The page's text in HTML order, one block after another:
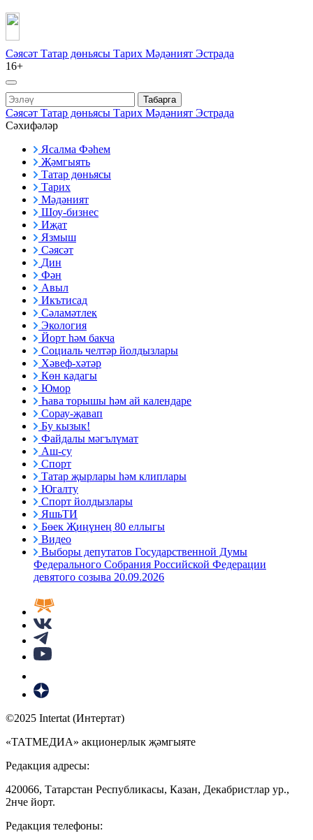
Сәясәт Татар дөньясы Тарих Мәдәният Эстрада
16+
Табарга
Сәясәт Татар дөньясы Тарих Мәдәният Эстрада
Сәхифәләр
Ясалма Фәһем
Җәмгыять
Татар дөньясы
Тарих
Мәдәният
Шоу-бизнес
Иҗат
Язмыш
Сәясәт
Дин
Фән
Авыл
Икътисад
Сәламәтлек
Экология
Йорт һәм бакча
Социаль челтәр йолдызлары
Хәвеф-хәтәр
Көн кадагы
Юмор
Һава торышы һәм ай календаре
Сорау-җавап
Бу кызык!
Файдалы мәгълүмат
Аш-су
Спорт
Татар җырлары һәм клиплары
Югалту
Спорт йолдызлары
ЯшьТИ
Бөек Җиңүнең 80 еллыгы
Видео
Выборы депутатов Государственной Думы
Федерального Собрания Российской Федерации
девятого созыва 20.09.2026
©2025 Intertat (Интертат)
«ТАТМЕДИА» акционерлык җәмгыяте
Редакция адресы:
420066, Татарстан Республикасы, Казан, Декабристлар ур.,
2нче йорт.
Редакция телефоны: